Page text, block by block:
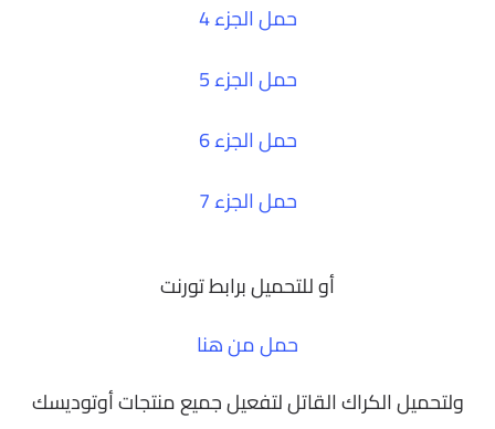
حمل الجزء 4
حمل الجزء 5
حمل الجزء 6
حمل الجزء 7
أو للتحميل برابط تورنت
حمل من هنا
ولتحميل الكراك القاتل لتفعيل جميع منتجات أوتوديسك